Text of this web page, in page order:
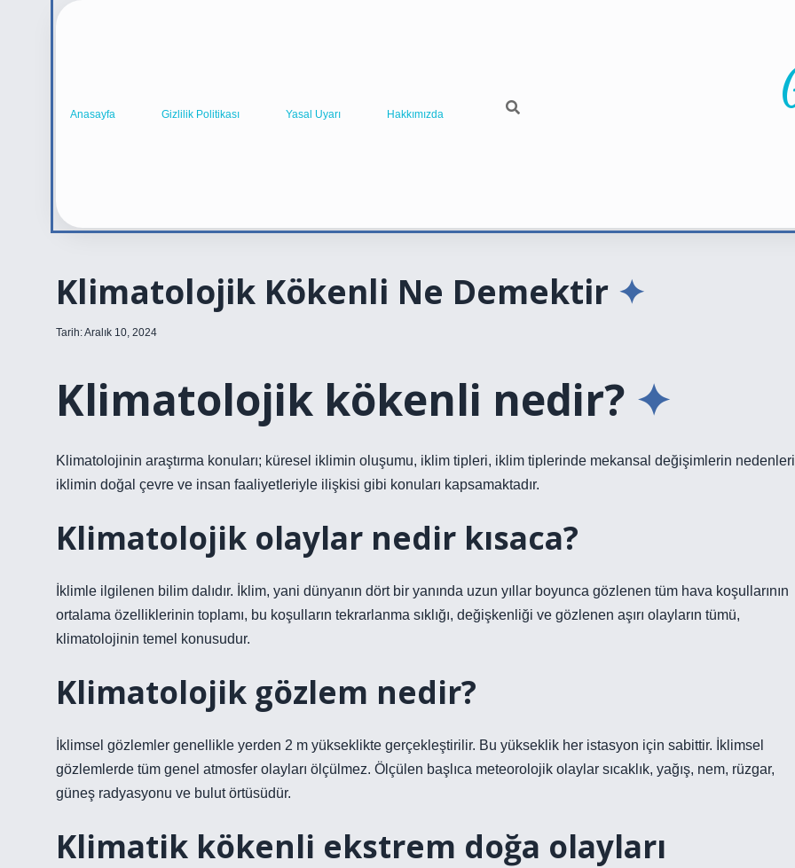
Anasayfa Gizlilik Politikası Yasal Uyarı Hakkımızda
Klimatolojik Kökenli Ne Demektir
Tarih: Aralık 10, 2024
Klimatolojik kökenli nedir?
Klimatolojinin araştırma konuları; küresel iklimin oluşumu, iklim tipleri, iklim tiplerinde mekansal değişimlerin
iklimin doğal çevre ve insan faaliyetleriyle ilişkisi gibi konuları kapsamaktadır.
Klimatolojik olaylar nedir kısaca?
İklimle ilgilenen bilim dalıdır. İklim, yani dünyanın dört bir yanında uzun yıllar boyunca gözlenen tüm hava koşullarının
ortalama özelliklerinin toplamı, bu koşulların tekrarlanma sıklığı, değişkenliği ve gözlenen aşırı olayların tümü,
klimatolojinin temel konusudur.
Klimatolojik gözlem nedir?
İklimsel gözlemler genellikle yerden 2 m yükseklikte gerçekleştirilir. Bu yükseklik her istasyon için sabittir. İklimsel
gözlemlerde tüm genel atmosfer olayları ölçülmez. Ölçülen başlıca meteorolojik olaylar sıcaklık, yağış, nem, rüzgar,
güneş radyasyonu ve bulut örtüsüdür.
Klimatik kökenli ekstrem doğa olayları